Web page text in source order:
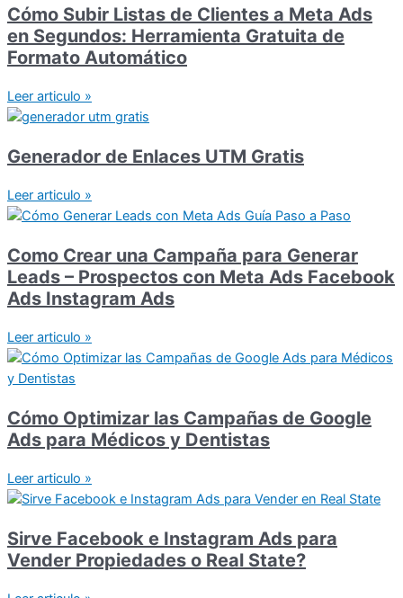
Cómo Subir Listas de Clientes a Meta Ads
en Segundos: Herramienta Gratuita de
Formato Automático
Leer articulo »
Generador de Enlaces UTM Gratis
Leer articulo »
Como Crear una Campaña para Generar
Leads – Prospectos con Meta Ads Facebook
Ads Instagram Ads
Leer articulo »
Cómo Optimizar las Campañas de Google
Ads para Médicos y Dentistas
Leer articulo »
Sirve Facebook e Instagram Ads para
Vender Propiedades o Real State?